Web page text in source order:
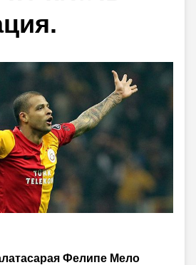
Фелипе Мело